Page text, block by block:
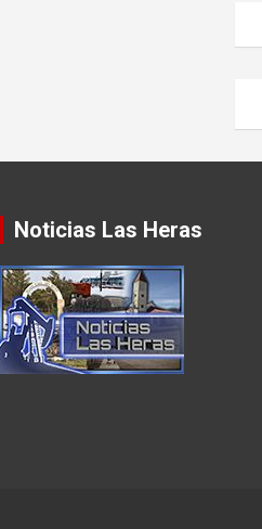
Noticias Las Heras